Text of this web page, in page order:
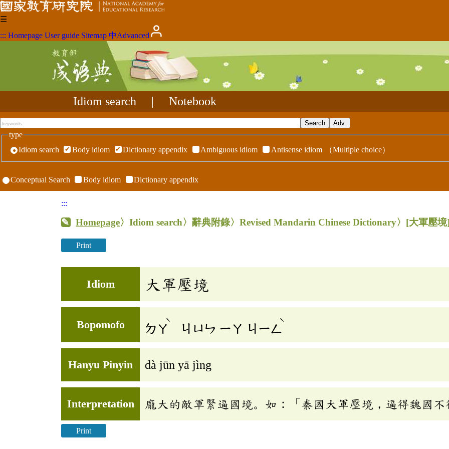
☰
::: Homepage User guide Sitemap 中Advanced
Idiom search Notebook
type
Idiom search
Body idiom Dictionary appendix Ambiguous idiom Antisense idiom （Multiple choice）
Conceptual Search Body idiom Dictionary appendix
:::
Homepage〉Idiom search〉辭典附錄〉Revised Mandarin Chinese Dictionary〉 [大軍壓
Print
Idiom 大軍壓境
Bopomofo ㄉㄚ
ˋ
ㄐㄩㄣ ㄧㄚ ㄐㄧㄥ
ˋ
Hanyu Pinyin dà jūn yā jìng
Interpretation 龐大的敵軍緊逼國境。如：「秦國大軍壓境，逼得魏國
Print